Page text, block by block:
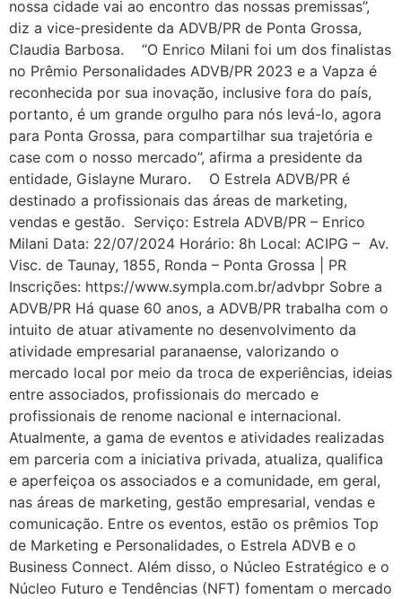
nossa cidade vai ao encontro das nossas premissas”,
diz a vice-presidente da ADVB/PR de Ponta Grossa,
Claudia Barbosa. “O Enrico Milani foi um dos finalistas
no Prêmio Personalidades ADVB/PR 2023 e a Vapza é
reconhecida por sua inovação, inclusive fora do país,
portanto, é um grande orgulho para nós levá-lo, agora
para Ponta Grossa, para compartilhar sua trajetória e
case com o nosso mercado”, afirma a presidente da
entidade, Gislayne Muraro. O Estrela ADVB/PR é
destinado a profissionais das áreas de marketing,
vendas e gestão. Serviço: Estrela ADVB/PR – Enrico
Milani Data: 22/07/2024 Horário: 8h Local: ACIPG – Av.
Visc. de Taunay, 1855, Ronda – Ponta Grossa | PR
Inscrições: https://www.sympla.com.br/advbpr Sobre a
ADVB/PR Há quase 60 anos, a ADVB/PR trabalha com o
intuito de atuar ativamente no desenvolvimento da
atividade empresarial paranaense, valorizando o
mercado local por meio da troca de experiências, ideias
entre associados, profissionais do mercado e
profissionais de renome nacional e internacional.
Atualmente, a gama de eventos e atividades realizadas
em parceria com a iniciativa privada, atualiza, qualifica
e aperfeiçoa os associados e a comunidade, em geral,
nas áreas de marketing, gestão empresarial, vendas e
comunicação. Entre os eventos, estão os prêmios Top
de Marketing e Personalidades, o Estrela ADVB e o
Business Connect. Além disso, o Núcleo Estratégico e o
Núcleo Futuro e Tendências (NFT) fomentam o mercado